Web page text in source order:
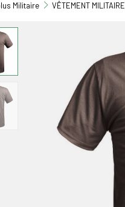
Militaire VÊTEMENT MILITAIRE